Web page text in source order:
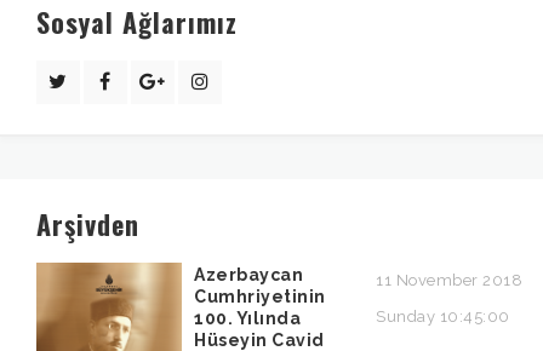
Sosyal Ağlarımız
Arşivden
Azerbaycan
Cumhriyetinin
100. Yılında
Hüseyin Cavid
11 November 2018
Sunday 10:45:00